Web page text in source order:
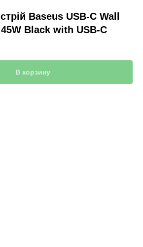
Baseus USB-C Wall
Black with USB-C
В корзину